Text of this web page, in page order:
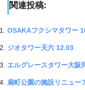
関連投稿:
OSAKAフクシマタワー
ジオタワー天六 12.03
エルグレースタワー大阪
扇町公園の施設リニュー